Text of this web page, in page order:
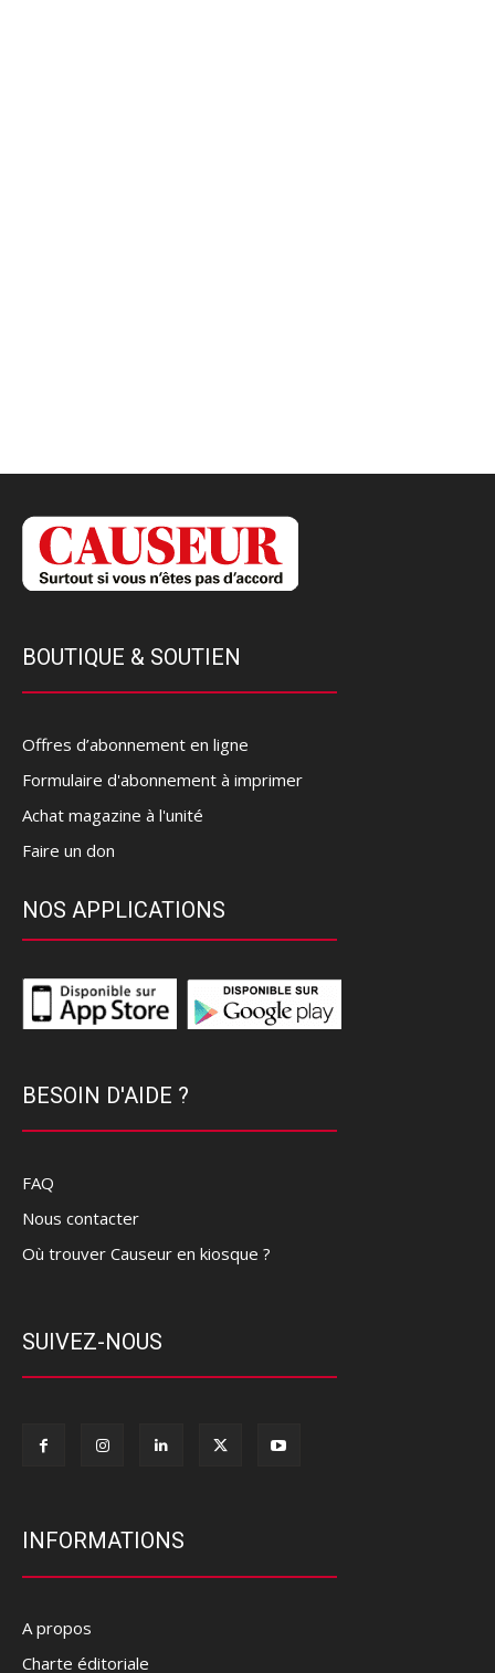
BOUTIQUE & SOUTIEN
Offres d’abonnement en ligne
Formulaire d'abonnement à imprimer
Achat magazine à l'unité
Faire un don
NOS APPLICATIONS
BESOIN D'AIDE ?
FAQ
Nous contacter
Où trouver Causeur en kiosque ?
SUIVEZ-NOUS
INFORMATIONS
A propos
Charte éditoriale